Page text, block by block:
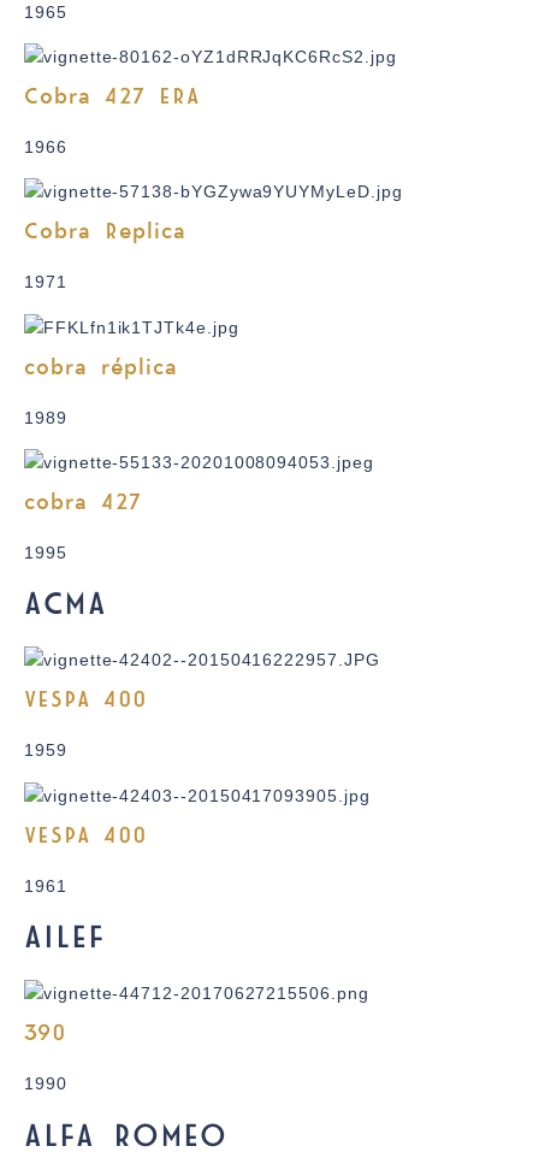
1965
Cobra 427 ERA
1966
Cobra Replica
1971
cobra réplica
1989
cobra 427
1995
ACMA
VESPA 400
1959
VESPA 400
1961
AILEF
390
1990
ALFA ROMEO